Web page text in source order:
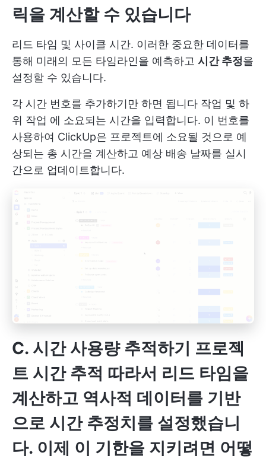
릭을 계산할 수 있습니다
리드 타임 및 사이클 시간. 이러한 중요한 데이터를
통해 미래의 모든 타임라인을 예측하고 시간 추정을
설정할 수 있습니다.
각 시간 번호를 추가하기만 하면 됩니다 작업 및 하
위 작업 에 소요되는 시간을 입력합니다. 이 번호를
사용하여 ClickUp은 프로젝트에 소요될 것으로 예
상되는 총 시간을 계산하고 예상 배송 날짜를 실시
간으로 업데이트합니다.
C. 시간 사용량 추적하기 프로젝
트 시간 추적 따라서 리드 타임을
계산하고 역사적 데이터를 기반
으로 시간 추정치를 설정했습니
다. 이제 이 기한을 지키려면 어떻